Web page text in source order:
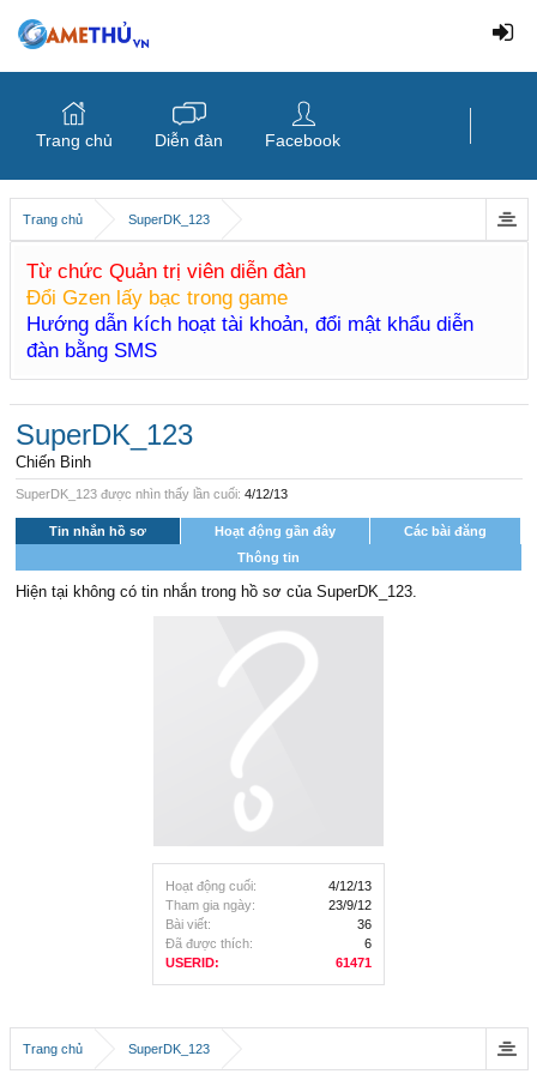
Trang chủ SuperDK_123
Từ chức Quản trị viên diễn đàn
Đổi Gzen lấy bạc trong game
Hướng dẫn kích hoạt tài khoản, đổi mật khẩu diễn
đàn bằng SMS
Hoạt động cuối:
4/12/13
Tham gia ngày:
23/9/12
Bài viết:
36
Đã được thích:
6
USERID:
61471
SuperDK_123
Chiến Binh
SuperDK_123 được nhìn thấy lần cuối: 4/12/13
Tin nhắn hồ sơ Hoạt động gần đây
Các bài đăng
Thông tin
Hiện tại không có tin nhắn trong hồ sơ của SuperDK_123.
Trang chủ SuperDK_123
Trang chủ Diễn đàn Facebook